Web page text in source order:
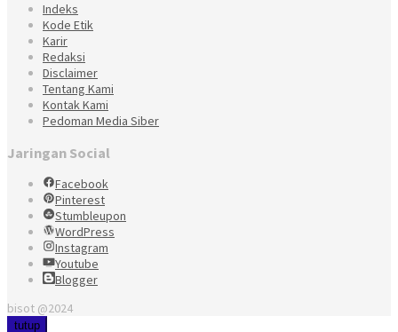
Indeks
Kode Etik
Karir
Redaksi
Disclaimer
Tentang Kami
Kontak Kami
Pedoman Media Siber
Jaringan Social
Facebook
Pinterest
Stumbleupon
WordPress
Instagram
Youtube
Blogger
bisot @2024
tutup